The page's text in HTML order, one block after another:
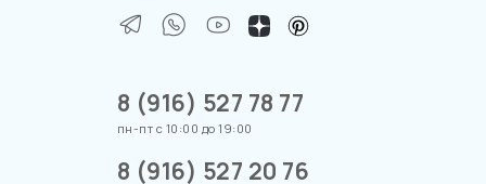
8 (916) 527 78 77
пн-пт с 10:00 до 19:00
8 (916) 527 20 76